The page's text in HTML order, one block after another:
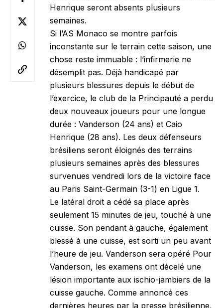
Henrique seront absents plusieurs
semaines.
Si l’AS Monaco se montre parfois
inconstante sur le terrain cette saison, une
chose reste immuable : l’infirmerie ne
désemplit pas. Déjà handicapé par
plusieurs blessures depuis le début de
l’exercice, le club de la Principauté a perdu
deux nouveaux joueurs pour une longue
durée : Vanderson (24 ans) et Caio
Henrique (28 ans). Les deux défenseurs
brésiliens seront éloignés des terrains
plusieurs semaines après des blessures
survenues vendredi lors de la victoire face
au Paris Saint-Germain (3-1) en Ligue 1.
Le latéral droit a cédé sa place après
seulement 15 minutes de jeu, touché à une
cuisse. Son pendant à gauche, également
blessé à une cuisse, est sorti un peu avant
l’heure de jeu. Vanderson sera opéré Pour
Vanderson, les examens ont décelé une
lésion importante aux ischio-jambiers de la
cuisse gauche. Comme annoncé ces
dernières heures par la presse brésilienne,